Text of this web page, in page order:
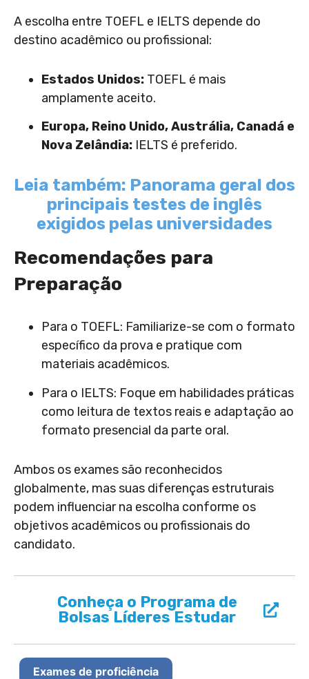
A escolha entre TOEFL e IELTS depende do
destino acadêmico ou profissional:
Estados Unidos: TOEFL é mais
amplamente aceito.
Europa, Reino Unido, Austrália, Canadá e
Nova Zelândia: IELTS é preferido.
Leia também: Panorama geral dos
principais testes de inglês
exigidos pelas universidades
Recomendações para
Preparação
Para o TOEFL: Familiarize-se com o formato
específico da prova e pratique com
materiais acadêmicos.
Para o IELTS: Foque em habilidades práticas
como leitura de textos reais e adaptação ao
formato presencial da parte oral.
Ambos os exames são reconhecidos
globalmente, mas suas diferenças estruturais
podem influenciar na escolha conforme os
objetivos acadêmicos ou profissionais do
candidato.
Conheça o Programa de
Bolsas Líderes Estudar
Exames de proficiência